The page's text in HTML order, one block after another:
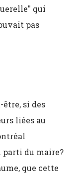
qui
pas
si des
liées au
parti du maire?
que cette